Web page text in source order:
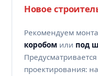
Новое
Рекомендуем
коробом или под
проектирования: